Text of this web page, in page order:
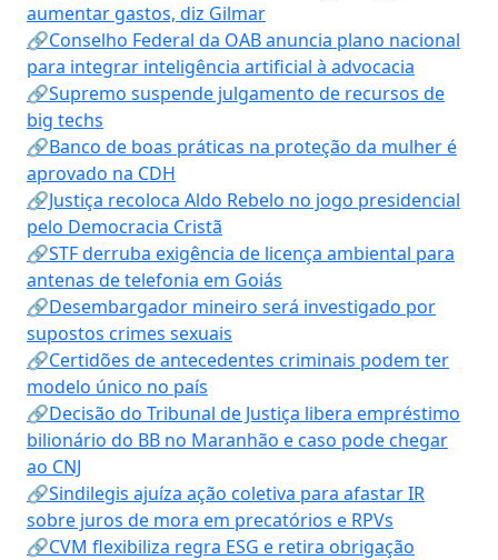
aumentar gastos, diz Gilmar
🔗Conselho Federal da OAB anuncia plano nacional
para integrar inteligência artificial à advocacia
🔗Supremo suspende julgamento de recursos de
big techs
🔗Banco de boas práticas na proteção da mulher é
aprovado na CDH
🔗Justiça recoloca Aldo Rebelo no jogo presidencial
pelo Democracia Cristã
🔗STF derruba exigência de licença ambiental para
antenas de telefonia em Goiás
🔗Desembargador mineiro será investigado por
supostos crimes sexuais
🔗Certidões de antecedentes criminais podem ter
modelo único no país
🔗Decisão do Tribunal de Justiça libera empréstimo
bilionário do BB no Maranhão e caso pode chegar
ao CNJ
🔗Sindilegis ajuíza ação coletiva para afastar IR
sobre juros de mora em precatórios e RPVs
🔗CVM flexibiliza regra ESG e retira obrigação